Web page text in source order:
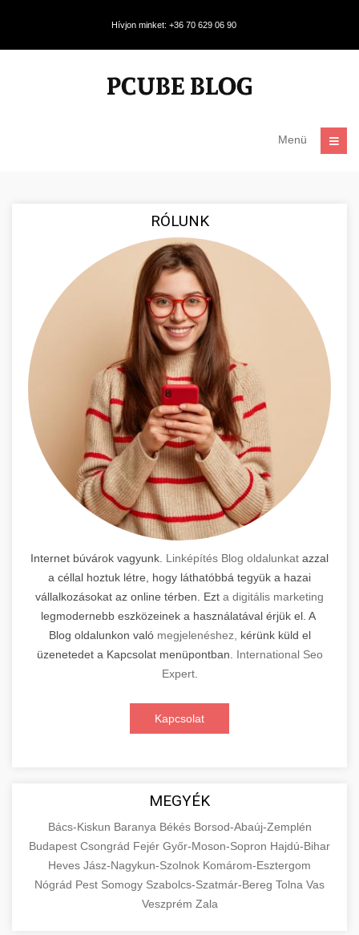
Hívjon minket: +36 70 629 06 90
Menü
RÓLUNK
Internet búvárok vagyunk. Linképítés Blog oldalunkat azzal
a céllal hoztuk létre, hogy láthatóbbá tegyük a hazai
vállalkozásokat az online térben. Ezt a digitális marketing
legmodernebb eszközeinek a használatával érjük el. A
Blog oldalunkon való megjelenéshez,
kérünk küld el
üzenetedet a Kapcsolat menüpontban. International Seo
Expert.
Kapcsolat
MEGYÉK
Bács-Kiskun Baranya Békés Borsod-Abaúj-Zemplén
Budapest Csongrád Fejér Győr-Moson-Sopron Hajdú-Bihar
Heves Jász-Nagykun-Szolnok Komárom-Esztergom
Nógrád Pest Somogy Szabolcs-Szatmár-Bereg Tolna Vas
Veszprém Zala